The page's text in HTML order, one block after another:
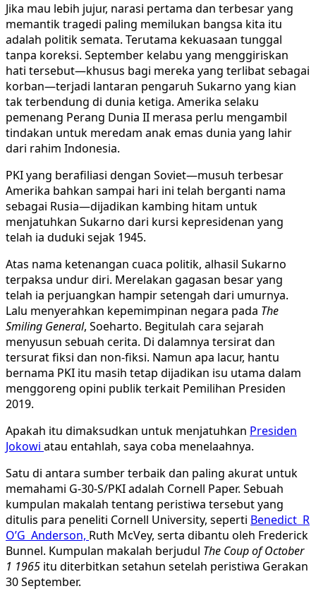
Jika mau lebih jujur, narasi pertama dan terbesar yang
memantik tragedi paling memilukan bangsa kita itu
adalah politik semata. Terutama kekuasaan tunggal
tanpa koreksi. September kelabu yang menggiriskan
hati tersebut—khusus bagi mereka yang terlibat sebagai
korban—terjadi lantaran pengaruh Sukarno yang kian
tak terbendung di dunia ketiga. Amerika selaku
pemenang Perang Dunia II merasa perlu mengambil
tindakan untuk meredam anak emas dunia yang lahir
dari rahim Indonesia.
PKI yang berafiliasi dengan Soviet—musuh terbesar
Amerika bahkan sampai hari ini telah berganti nama
sebagai Rusia—dijadikan kambing hitam untuk
menjatuhkan Sukarno dari kursi kepresidenan yang
telah ia duduki sejak 1945.
Atas nama ketenangan cuaca politik, alhasil Sukarno
terpaksa undur diri. Merelakan gagasan besar yang
telah ia perjuangkan hampir setengah dari umurnya.
Lalu menyerahkan kepemimpinan negara pada The
Smiling General, Soeharto. Begitulah cara sejarah
menyusun sebuah cerita. Di dalamnya tersirat dan
tersurat fiksi dan non-fiksi. Namun apa lacur, hantu
bernama PKI itu masih tetap dijadikan isu utama dalam
menggoreng opini publik terkait Pemilihan Presiden
2019.
Apakah itu dimaksudkan untuk menjatuhkan Presiden
Jokowi atau entahlah, saya coba menelaahnya.
Satu di antara sumber terbaik dan paling akurat untuk
memahami G-30-S/PKI adalah Cornell Paper. Sebuah
kumpulan makalah tentang peristiwa tersebut yang
ditulis para peneliti Cornell University, seperti Benedict R
O’G Anderson, Ruth McVey, serta dibantu oleh Frederick
Bunnel. Kumpulan makalah berjudul The Coup of October
1 1965 itu diterbitkan setahun setelah peristiwa Gerakan
30 September.